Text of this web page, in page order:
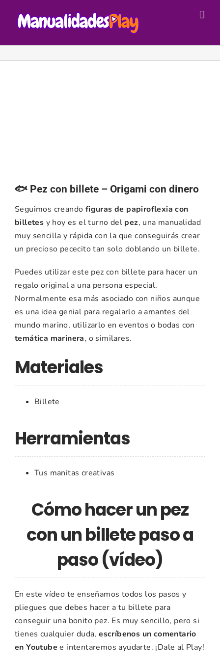
contenido
🐟 Pez con billete – Origami con dinero
Seguimos creando figuras de papiroflexia con
billetes y hoy es el turno del pez, una manualidad
muy sencilla y rápida con la que conseguirás crear
un precioso pececito tan solo doblando un billete.
Puedes utilizar este pez con billete para hacer un
regalo original a una persona especial.
Normalmente esa más asociado con niños aunque
es una idea genial para regalarlo a amantes del
mundo marino, utilizarlo en eventos o bodas con
temática marinera, o similares.
Materiales
Billete
Herramientas
Tus manitas creativas
Cómo hacer un pez
con un billete paso a
paso (vídeo)
En este vídeo te enseñamos todos los pasos y
pliegues que debes hacer a tu billete para
conseguir una bonito pez. Es muy sencillo, pero si
tienes cualquier duda,escríbenos un comentario
en Youtube e intentaremos ayudarte. ¡Dale al Play!